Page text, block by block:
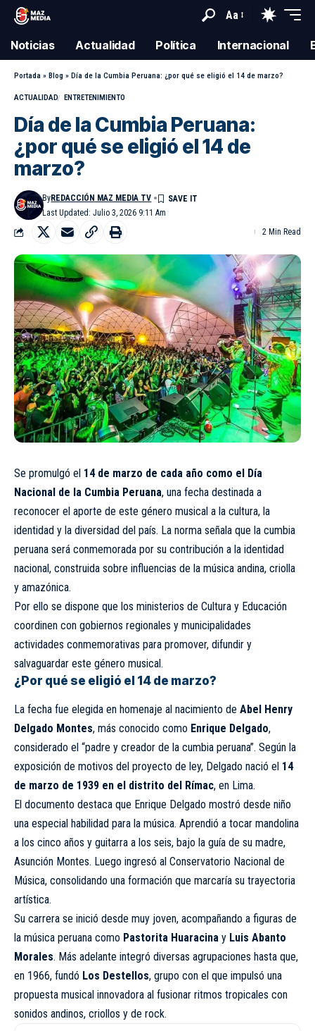
Aa
Noticias Actualidad Política Internacional
Portada » Blog » Día de la Cumbia Peruana: ¿por qué se eligió el 14 de marzo?
ACTUALIDAD ENTRETENIMIENTO
Día de la Cumbia Peruana:
¿por qué se eligió el 14 de
marzo?
Last Updated: Julio 3, 2026 9:11 Am
ByREDACCIÓN MAZ MEDIA TV
2 Min Read
Se promulgó el 14 de marzo de cada año como el Día
Nacional de la Cumbia Peruana, una fecha destinada a
reconocer el aporte de este género musical a la cultura, la
identidad y la diversidad del país. La norma señala que la cumbia
peruana será conmemorada por su contribución a la identidad
nacional, construida sobre influencias de la música andina, criolla
y amazónica.
Por ello se dispone que los ministerios de Cultura y Educación
coordinen con gobiernos regionales y municipalidades
actividades conmemorativas para promover, difundir y
salvaguardar este género musical.
¿Por qué se eligió el 14 de marzo?
La fecha fue elegida en homenaje al nacimiento de Abel Henry
Delgado Montes, más conocido como Enrique Delgado,
considerado el “padre y creador de la cumbia peruana”. Según la
exposición de motivos del proyecto de ley, Delgado nació el 14
de marzo de 1939 en el distrito del Rímac, en Lima.
El documento destaca que Enrique Delgado mostró desde niño
una especial habilidad para la música. Aprendió a tocar mandolina
a los cinco años y guitarra a los seis, bajo la guía de su madre,
Asunción Montes. Luego ingresó al Conservatorio Nacional de
Música, consolidando una formación que marcaría su trayectoria
artística.
Su carrera se inició desde muy joven, acompañando a figuras de
la música peruana como Pastorita Huaracina y Luis Abanto
Morales. Más adelante integró diversas agrupaciones hasta que,
en 1966, fundó Los Destellos, grupo con el que impulsó una
propuesta musical innovadora al fusionar ritmos tropicales con
sonidos andinos, criollos y de rock.